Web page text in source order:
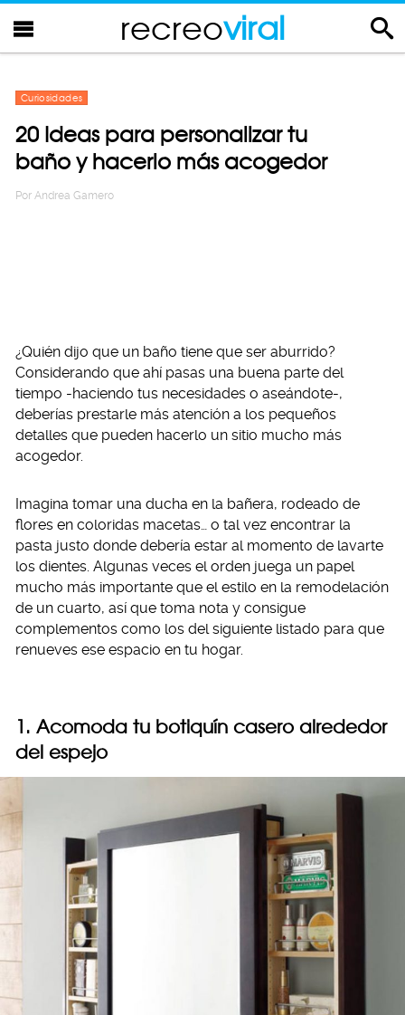
recreoviral
Curiosidades
20 Ideas para personalizar tu
baño y hacerlo más acogedor
Por Andrea Gamero
¿Quién dijo que un baño tiene que ser aburrido?
Considerando que ahí pasas una buena parte del
tiempo -haciendo tus necesidades o aseándote-,
deberías prestarle más atención a los pequeños
detalles que pueden hacerlo un sitio mucho más
acogedor.
Imagina tomar una ducha en la bañera, rodeado de
flores en coloridas macetas… o tal vez encontrar la
pasta justo donde debería estar al momento de lavarte
los dientes. Algunas veces el orden juega un papel
mucho más importante que el estilo en la remodelación
de un cuarto, así que toma nota y consigue
complementos como los del siguiente listado para que
renueves ese espacio en tu hogar.
1. Acomoda tu botiquín casero alrededor
del espejo